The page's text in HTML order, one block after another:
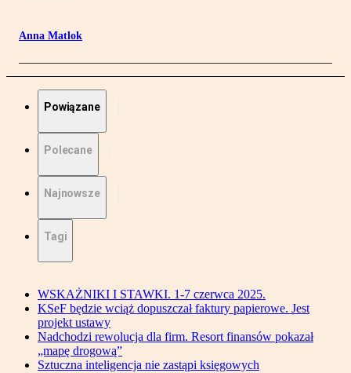
Anna Matlok
Powiązane
Polecane
Najnowsze
Tagi
WSKAŻNIKI I STAWKI. 1-7 czerwca 2025.
KSeF będzie wciąż dopuszczał faktury papierowe. Jest
projekt ustawy
Nadchodzi rewolucja dla firm. Resort finansów pokazał
„mapę drogową”
Sztuczna inteligencja nie zastąpi księgowych